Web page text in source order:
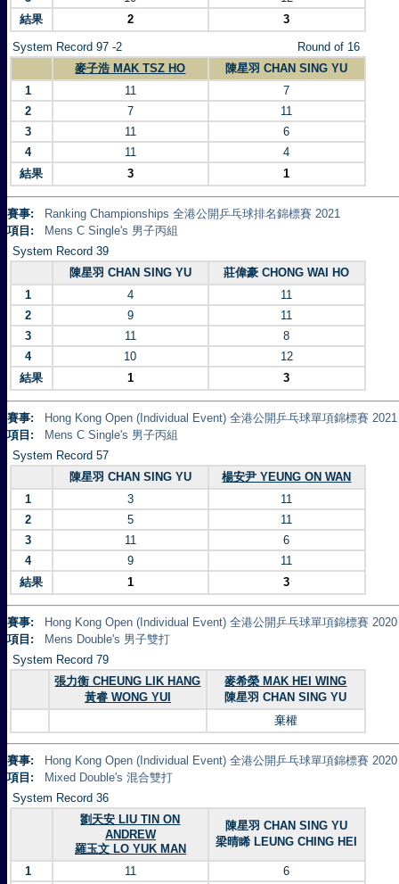
結果
2 3
System Record 97 -2
Round of 16
麥子浩 MAK TSZ HO
陳星羽 CHAN SING YU
1
11
7
2
7
11
3
11
6
4
11
4
結果
3 1
賽事:
Ranking Championships 全港公開乒乓球排名錦標賽 2021
項目:
Mens C Single's 男子丙組
System Record 39
陳星羽 CHAN SING YU
莊偉豪 CHONG WAI HO
1
4
11
2
9
11
3
11
8
4
10
12
結果
1 3
賽事:
Hong Kong Open (Individual Event) 全港公開乒乓球單項錦標賽 2021
項目:
Mens C Single's 男子丙組
System Record 57
陳星羽 CHAN SING YU
楊安尹 YEUNG ON WAN
1
3
11
2
5
11
3
11
6
4
9
11
結果
1 3
賽事:
Hong Kong Open (Individual Event) 全港公開乒乓球單項錦標賽 2020
項目:
Mens Double's 男子雙打
System Record 79
張力衡 CHEUNG LIK HANG
黃睿 WONG YUI
麥希榮 MAK HEI WING
陳星羽 CHAN SING YU
棄權
賽事:
Hong Kong Open (Individual Event) 全港公開乒乓球單項錦標賽 2020
項目:
Mixed Double's 混合雙打
System Record 36
劉天安 LIU TIN ON
ANDREW
羅玉文 LO YUK MAN
陳星羽 CHAN SING YU
梁晴睎 LEUNG CHING HEI
1 11
6